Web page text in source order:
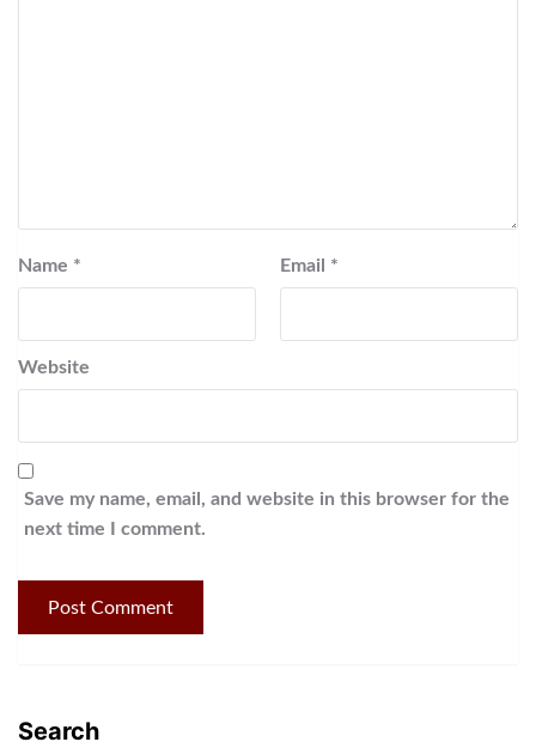
Name * Email *
Website
Save my name, email, and website in this browser for the
next time I comment.
Search